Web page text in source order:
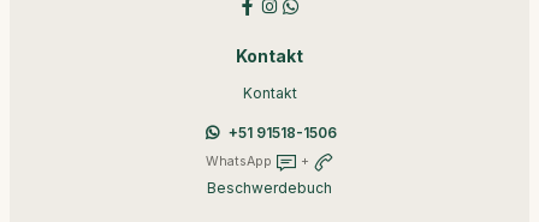
Kontakt
Kontakt
+51 91518-1506
WhatsApp +
Beschwerdebuch